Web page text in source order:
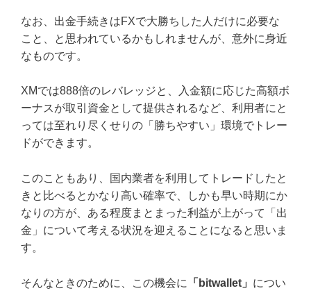
なお、出金手続きはFXで大勝ちした人だけに必要な
こと、と思われているかもしれませんが、意外に身近
なものです。
XMでは888倍のレバレッジと、入金額に応じた高額ボ
ーナスが取引資金として提供されるなど、利用者にと
っては至れり尽くせりの「勝ちやすい」環境でトレー
ドができます。
このこともあり、国内業者を利用してトレードしたと
きと比べるとかなり高い確率で、しかも早い時期にか
なりの方が、ある程度まとまった利益が上がって「出
金」について考える状況を迎えることになると思いま
す。
そんなときのために、この機会に 「bitwallet」 につい